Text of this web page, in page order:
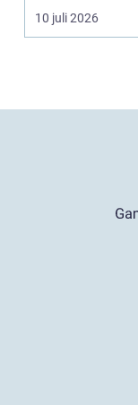
10 juli 2026